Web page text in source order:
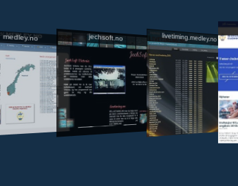
medley.no jechsoft.no livetiming.medley.no